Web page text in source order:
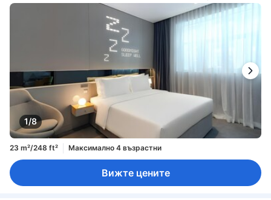
1/8
23 m²/248 ft² Максимално 4 възрастни
Вижте цените